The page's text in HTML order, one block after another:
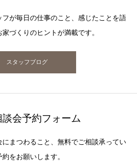
が毎日の仕事のこと、感じたことを語
づくりのヒントが満載です。
スタッフブログ
会予約フォーム
まつわること、無料でご相談承ってい
をお願いします。